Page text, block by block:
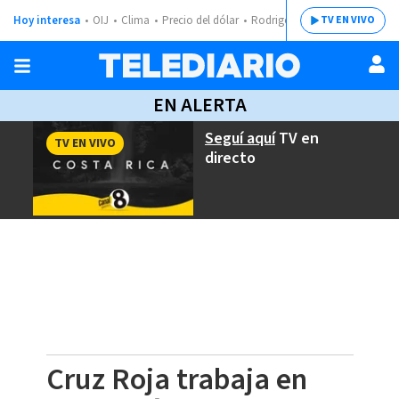
Hoy interesa OIJ Clima Precio del dólar Rodrigo ChavesTV EN VIVO
EN ALERTA
Seguí aquíTV en
directo
TV EN VIVO
Cruz Roja trabaja en